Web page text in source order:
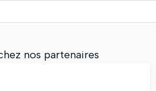
nos partenaires